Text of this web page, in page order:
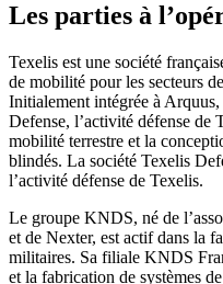
Les parties à
Texelis est une société
de mobilité pour les secteurs
Initialement intégrée à
Defense, l’activité défense de
mobilité terrestre et la
blindés. La société Texelis
l’activité défense de Texelis.
Le groupe KNDS, né de
et de Nexter, est actif dans la
militaires. Sa filiale KNDS
et la fabrication de systèmes